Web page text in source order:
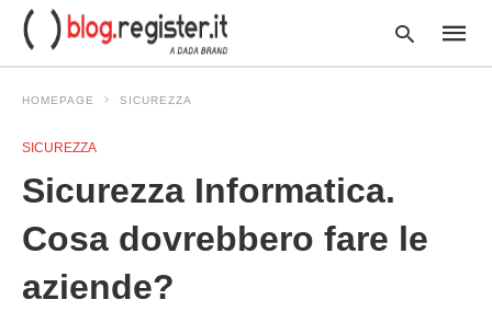
HOMEPAGE SICUREZZA
SICUREZZA
Sicurezza Informatica.
Cosa dovrebbero fare le
aziende?